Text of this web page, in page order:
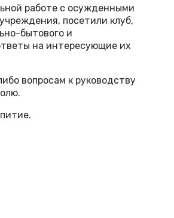
работе с осужденными
посетили клуб,
бытового и
на интересующие их
вопросам к руководству